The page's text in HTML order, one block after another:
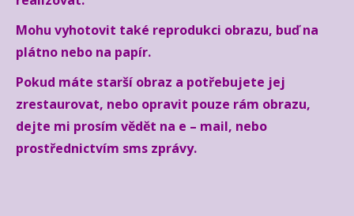
Mohu vyhotovit také reprodukci obrazu, buď na
plátno nebo na papír.
Pokud máte starší obraz a potřebujete jej
zrestaurovat, nebo opravit pouze rám obrazu,
dejte mi prosím vědět na e – mail, nebo
prostřednictvím sms zprávy.